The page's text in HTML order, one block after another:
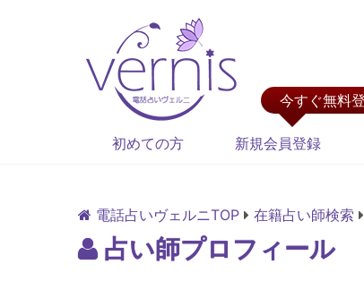
今すぐ無料
初めての方 新規会員登録
電話占いヴェルニTOP 在籍占い師検索
占い師プロフィール